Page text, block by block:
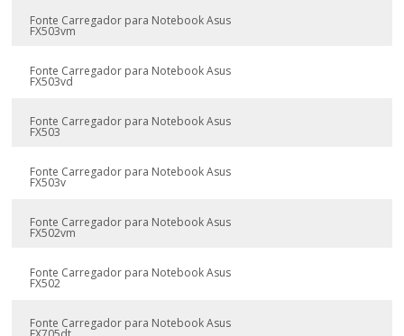
Fonte Carregador para Notebook Asus
FX503vm
Fonte Carregador para Notebook Asus
FX503vd
Fonte Carregador para Notebook Asus
FX503
Fonte Carregador para Notebook Asus
FX503v
Fonte Carregador para Notebook Asus
FX502vm
Fonte Carregador para Notebook Asus
FX502
Fonte Carregador para Notebook Asus